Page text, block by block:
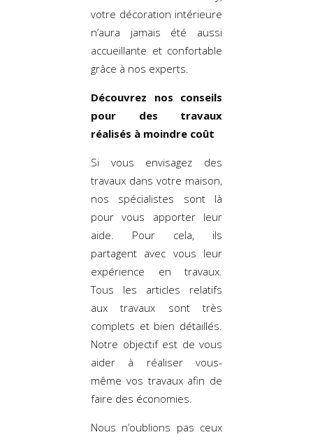
votre décoration intérieure
n’aura jamais été aussi
accueillante et confortable
grâce à nos experts.
Découvrez nos conseils
pour des travaux
réalisés à moindre coût
Si vous envisagez des
travaux dans votre maison,
nos spécialistes sont là
pour vous apporter leur
aide. Pour cela, ils
partagent avec vous leur
expérience en travaux.
Tous les articles relatifs
aux travaux sont très
complets et bien détaillés.
Notre objectif est de vous
aider à réaliser vous-
même vos travaux afin de
faire des économies.
Nous n’oublions pas ceux